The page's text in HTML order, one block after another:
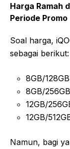
Harga Ramah
Periode Promo
Soal harga,
sebagai berikut:
8GB/
8GB/
12GB/
12GB/
Namun, bagi